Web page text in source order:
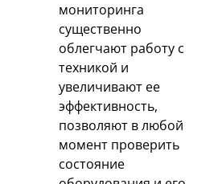
мониторинга
существенно
облегчают работу с
техникой и
увеличивают ее
эффективность,
позволяют в любой
момент проверить
состояние